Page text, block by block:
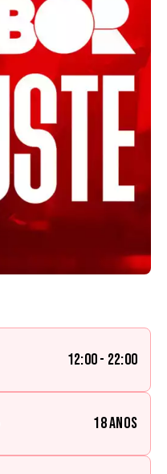
12:00 - 22:00
18 anos